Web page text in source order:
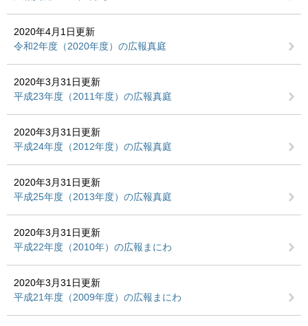
2020年4月1日更新
令和2年度（2020年度）の広報真庭
2020年3月31日更新
平成23年度（2011年度）の広報真庭
2020年3月31日更新
平成24年度（2012年度）の広報真庭
2020年3月31日更新
平成25年度（2013年度）の広報真庭
2020年3月31日更新
平成22年度（2010年）の広報まにわ
2020年3月31日更新
平成21年度（2009年度）の広報まにわ